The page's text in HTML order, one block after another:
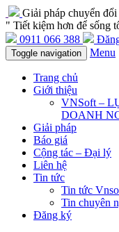
Giải pháp chuyển đổi
" Tiết kiệm hơn để sống
0911 066 388
Toggle navigation Menu
Trang chủ
Giới thiệu
VNSoft –
DOANH
Giải pháp
Báo giá
Cộng tác – Đại lý
Liên hệ
Tin tức
Tin tức
Tin chuyên
Đăng ký